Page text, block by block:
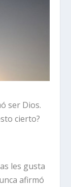
ser Dios.
cierto?
les gusta
afirmó